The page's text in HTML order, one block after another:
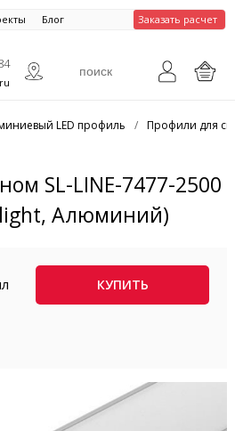
Блог Заказать расчет
LED профиль / Профили для
SL-LINE-7477-2500
Алюминий)
КУПИТЬ